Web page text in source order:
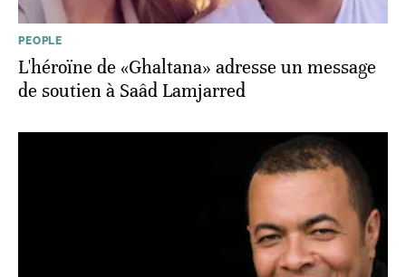
PEOPLE
L'héroïne de «Ghaltana» adresse un message
de soutien à Saâd Lamjarred